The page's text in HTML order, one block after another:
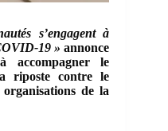
s’engagent à
19 » annonce
le
riposte contre le
de la